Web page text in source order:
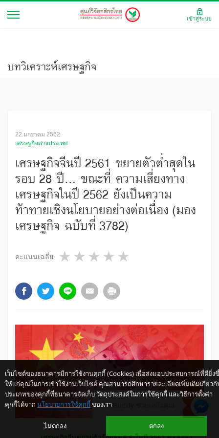
บทวิเคราะห์เศรษฐกิจ
22 มกราคม 2562
เศรษฐกิจต่างประเทศ
เศรษฐกิจจีนปี 2561 ขยายตัวต่ำสุดใน
รอบ 28 ปี... ขณะที่ ความเสี่ยงทาง
เศรษฐกิจในปี 2562 ยังเป็นความ
ท้าทายเชิงนโยบายอย่างต่อเนื่อง (มอง
เศรษฐกิจ ฉบับที่ 3782)
คะแนนเฉลี่ย 4 stars
3 stars
2 stars
1 star
เว็บไซต์ของธนาคารมีการใช้งานคุกกี้ (Cookies) เพื่อส่งมอบประสบการณ์ที่ดียิ่ง
ให้แก่คุณในการเข้าใช้งานเว็บไซต์ คุณสามารถศึกษารายละเอียดเพิ่มเติมเกี่ยวกั
ประเภทของคุกกี้ที่ธนาคารจัดเก็บ วัตถุประสงค์ในการใช้คุกกี้ และวิธีการตั้งค่า
คุกกี้ได้จาก นโยบายการใช้คุกกี้ ของเรา
ไม่ตกลง ตกลง
เข้าสู่ระบบ
ให้ K-Buddy ช่วยเหลือคุณ